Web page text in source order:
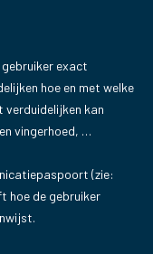
exact
hoe en met welke
verduidelijken kan
vingerhoed, …
(zie:
hoe de gebruiker